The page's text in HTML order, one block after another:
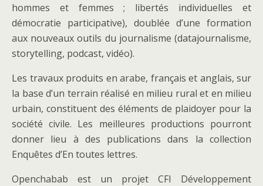
hommes et femmes ; libertés individuelles et
démocratie participative), doublée d’une formation
aux nouveaux outils du journalisme (datajournalisme,
storytelling, podcast, vidéo).
Les travaux produits en arabe, français et anglais, sur
la base d’un terrain réalisé en milieu rural et en milieu
urbain, constituent des éléments de plaidoyer pour la
société civile. Les meilleures productions pourront
donner lieu à des publications dans la collection
Enquêtes d’En toutes lettres.
Openchabab est un projet CFI Développement